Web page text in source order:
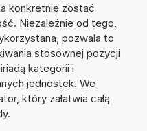
konkretnie zostać
Niezależnie od tego,
pozwala to
stosownej pozycji
kategorii i
jednostek. We
który załatwia całą